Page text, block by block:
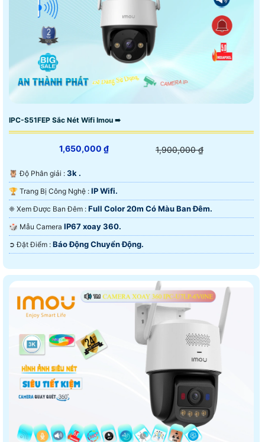
IPC-S51FEP Sắc Nét Wifi Imou ➠
1,650,000 ₫ 1,900,000 ₫
🦉 Độ Phân giải : 3k .
🏆 Trang Bị Công Nghệ : IP Wifi.
❈ Xem Được Ban Đêm : Full Color 20m Có Màu Ban Ðêm.
🎲 Mẫu Camera IP67 xoay 360.
️➲ Đặt Điểm : Báo Động Chuyển Động.